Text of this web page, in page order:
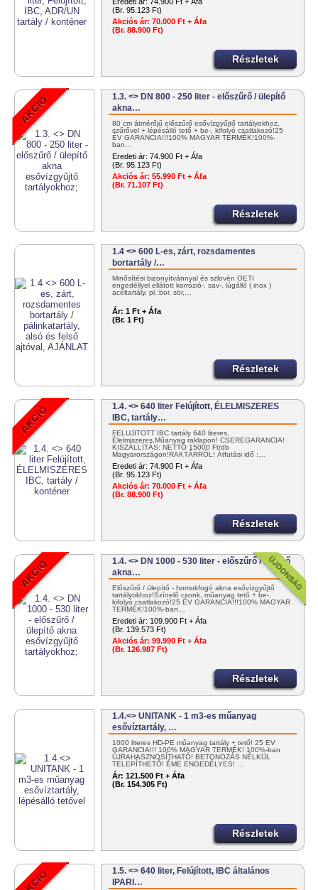
(Br. 95.123 Ft)
Akciós ár: 70.000 Ft + Áfa
(Br. 88.900 Ft)
Részletek
1.3. <> DN 800 - 250 liter - előszűrő / ülepítő
akna…
80 cm átmérőjű előszűrő esővízgyűjtő tartályokhoz,
szűrővel + lépésálló tető + be-, kifolyó csatlakozó!25
ÉV GARANCIA!!!100% MAGYAR TERMÉK!100%-
ban…
Eredeti ár: 74.900 Ft + Áfa
(Br. 95.123 Ft)
Akciós ár: 55.990 Ft + Áfa
(Br. 71.107 Ft)
Részletek
1.4 <> 600 L-es, zárt, rozsdamentes
bortartály /…
Minősítési bizonyítvánnyal és szlovén OÉTI
engedéllyel ellátott korrózió-, sav-, lúgálló ( inox )
acéltartály, pl.:bor, sör,…
Ár: 1 Ft + Áfa
(Br. 1 Ft)
Részletek
1.4. <> 640 liter Felújított, ÉLELMISZERES
IBC, tartály…
FELÚJÍTOTT IBC tartály 640 literes,
Élelmiszeres,Műanyag raklapon! CSEREGARANCIA!
KISZÁLLÍTÁS: NETTÓ 15000 Ft/db
Magyarországon!RAKTÁRRÓL! Átfutási idő :…
Eredeti ár: 74.900 Ft + Áfa
(Br. 95.123 Ft)
Akciós ár: 70.000 Ft + Áfa
(Br. 88.900 Ft)
Részletek
1.4. <> DN 1000 - 530 liter - előszűrő / ülepítő
akna…
Előszűrő / ülepítő - homokfogó akna esővízgyűjtő
tartályokhoz!Színelő csonk, műanyag tető + be-,
kifolyó csatlakozó!25 ÉV GARANCIA!!!100% MAGYAR
TERMÉK!100%-ban…
Eredeti ár: 109.900 Ft + Áfa
(Br. 139.573 Ft)
Akciós ár: 99.990 Ft + Áfa
(Br. 126.987 Ft)
Részletek
1.4.<> UNITANK - 1 m3-es műanyag
esővíztartály, …
1000 literes HD-PE műanyag tartály + tető! 25 ÉV
GARANCIA!!! 100% MAGYAR TERMÉK! 100%-ban
ÚJRAHASZNOSÍTHATÓ! BETONOZÁS NÉLKÜL
TELEPÍTHETŐ! ÉME ENGEDÉLYES! …
Ár: 121.500 Ft + Áfa
(Br. 154.305 Ft)
Részletek
1.5. <> 640 liter, Felújított, IBC általános
IPARI…